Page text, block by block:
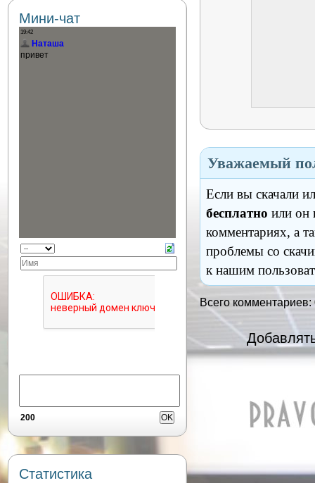
Уважаемый
Если вы скачали
бесплатно или он
комментариях, а
проблемы со
к нашим
Всего комментариев:
Мини-чат
200
Статистика